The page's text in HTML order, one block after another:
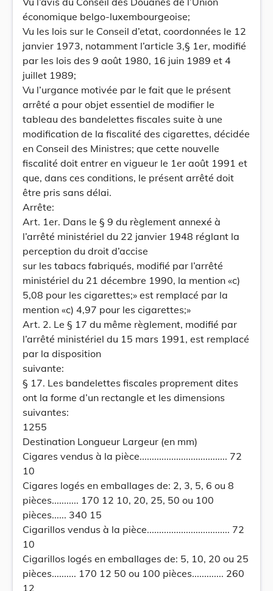
économique belgo-luxembourgeoise;
Vu les lois sur le Conseil d’etat, coordonnées le 12
janvier 1973, notamment l’article 3,§ 1er, modifié
par les lois des 9 août 1980, 16 juin 1989 et 4
juillet 1989;
Vu l’urgance motivée par le fait que le présent
arrêté a pour objet essentiel de modifier le
tableau des bandelettes fiscales suite à une
modification de la fiscalité des cigarettes, décidée
en Conseil des Ministres; que cette nouvelle
fiscalité doit entrer en vigueur le 1er août 1991 et
que, dans ces conditions, le présent arrêté doit
être pris sans délai.
Arrête:
Art. 1er. Dans le § 9 du règlement annexé à
l’arrêté ministériel du 22 janvier 1948 réglant la
perception du droit d’accise
sur les tabacs fabriqués, modifié par l’arrêté
ministériel du 21 décembre 1990, la mention «c)
5,08 pour les cigarettes;» est remplacé par la
mention «c) 4,97 pour les cigarettes;»
Art. 2. Le § 17 du même règlement, modifié par
l’arrêté ministériel du 15 mars 1991, est remplacé
par la disposition
suivante:
§ 17. Les bandelettes fiscales proprement dites
ont la forme d’un rectangle et les dimensions
suivantes:
1255
Destination Longueur Largeur (en mm)
Cigares vendus à la pièce.................................... 72
10
Cigares logés en emballages de: 2, 3, 5, 6 ou 8
pièces........... 170 12 10, 20, 25, 50 ou 100
pièces...... 340 15
Cigarillos vendus à la pièce.................................. 72
10
Cigarillos logés en emballages de: 5, 10, 20 ou 25
pièces.......... 170 12 50 ou 100 pièces............. 260
12